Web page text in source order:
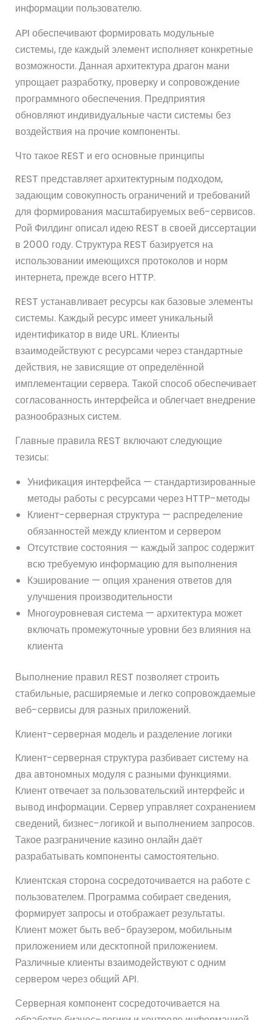
информации пользователю.
API обеспечивают формировать модульные
системы, где каждый элемент исполняет конкретные
возможности. Данная архитектура драгон мани
упрощает разработку, проверку и сопровождение
программного обеспечения. Предприятия
обновляют индивидуальные части системы без
воздействия на прочие компоненты.
Что такое REST и его основные принципы
REST представляет архитектурным подходом,
задающим совокупность ограничений и требований
для формирования масштабируемых веб-сервисов.
Рой Филдинг описал идею REST в своей диссертации
в 2000 году. Структура REST базируется на
использовании имеющихся протоколов и норм
интернета, прежде всего HTTP.
REST устанавливает ресурсы как базовые элементы
системы. Каждый ресурс имеет уникальный
идентификатор в виде URL. Клиенты
взаимодействуют с ресурсами через стандартные
действия, не зависящие от определённой
имплементации сервера. Такой способ обеспечивает
согласованность интерфейса и облегчает внедрение
разнообразных систем.
Главные правила REST включают следующие
тезисы:
Унификация интерфейса — стандартизированные
методы работы с ресурсами через HTTP-методы
Клиент-серверная структура — распределение
обязанностей между клиентом и сервером
Отсутствие состояния — каждый запрос содержит
всю требуемую информацию для выполнения
Кэширование — опция хранения ответов для
улучшения производительности
Многоуровневая система — архитектура может
включать промежуточные уровни без влияния на
клиента
Выполнение правил REST позволяет строить
стабильные, расширяемые и легко сопровождаемые
веб-сервисы для разных приложений.
Клиент-серверная модель и разделение логики
Клиент-серверная структура разбивает систему на
два автономных модуля с разными функциями.
Клиент отвечает за пользовательский интерфейс и
вывод информации. Сервер управляет сохранением
сведений, бизнес-логикой и выполнением запросов.
Такое разграничение казино онлайн даёт
разрабатывать компоненты самостоятельно.
Клиентская сторона сосредоточивается на работе с
пользователем. Программа собирает сведения,
формирует запросы и отображает результаты.
Клиент может быть веб-браузером, мобильным
приложением или десктопной приложением.
Различные клиенты взаимодействуют с одним
сервером через общий API.
Серверная компонент сосредоточивается на